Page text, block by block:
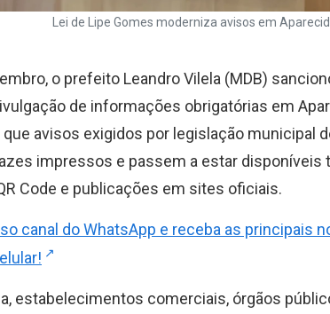
Lei de Lipe Gomes moderniza avisos em
o prefeito Leandro Vilela (MDB)
de informações obrigatórias em
avisos exigidos por legislação municipal
impressos e passem a estar disponíveis
Code e publicações em sites oficiais.
canal do WhatsApp e receba as principais
estabelecimentos comerciais, órgãos